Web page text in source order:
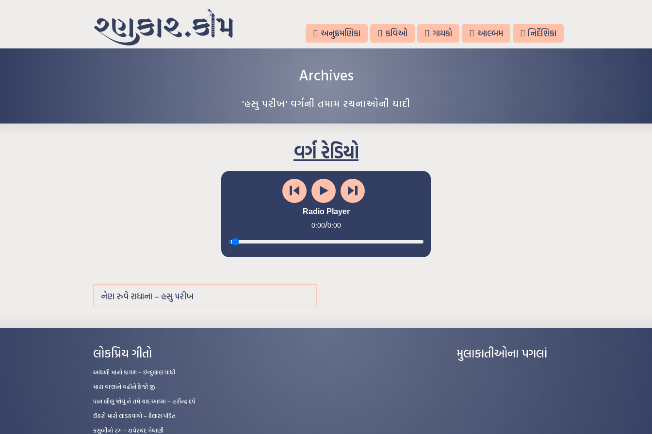
અનુક્રમણિકા કવિઓ ગાયકો આલ્બમ નિર્દેશિકા
Archives
'હસુ પરીખ' વર્ગની તમામ રચનાઓની યાદી
વર્ગ રેડિયો
Radio Player
0:00/0:00
નેણ રુવે રાધાના – હસુ પરીખ
લોકપ્રિય ગીતો
આંધળી માનો કાગળ – ઇન્દુલાલ ગાંધી
મારા વા’લાને વઢીને કે’જો જી…
પાન લીલું જોયું ને તમે યાદ આવ્યાં – હરીન્દ્ર દવે
દીકરો મારો લાડકવાયો – કૈલાસ પંડિત
કસુંબીનો રંગ – ઝવેરચંદ મેઘાણી
મુલાકાતીઓના પગલાં